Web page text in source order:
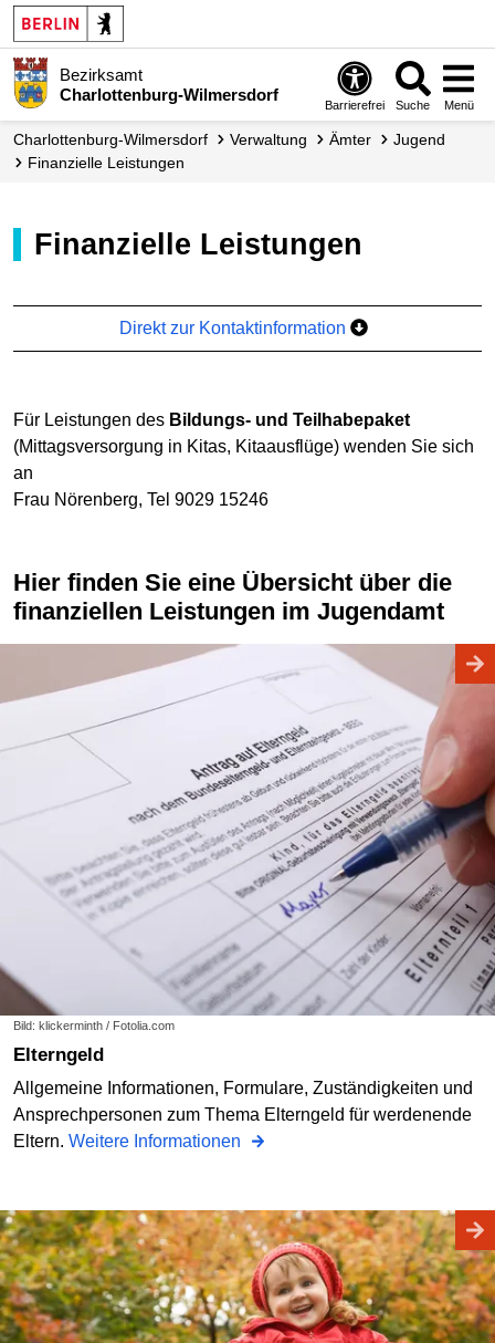
Bezirksamt
Charlottenburg-Wilmersdorf
Barrierefrei Suche Menü
Charlottenburg-Wilmersdorf Verwaltung Ämter
Jugend
Finanzielle Leistungen
Finanzielle Leistungen
Direkt zur Kontaktinformation
Für Leistungen des Bildungs- und Teilhabepaket
(Mittagsversorgung in Kitas, Kitaausflüge) wenden Sie sich
an
Frau Nörenberg, Tel 9029 15246
Hier finden Sie eine Übersicht über die
finanziellen Leistungen im Jugendamt
Bild: klickerminth / Fotolia.com
Elterngeld
Allgemeine Informationen, Formulare, Zuständigkeiten und
Ansprechpersonen zum Thema Elterngeld für werdenende
Eltern. Weitere Informationen